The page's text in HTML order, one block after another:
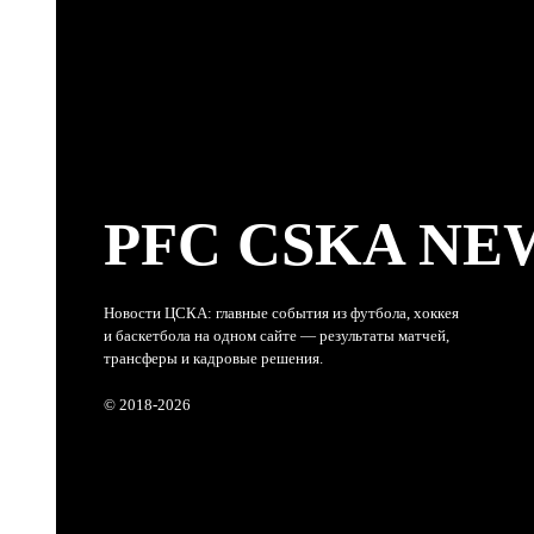
PFC CSKA
Новости ЦСКА: главные события из футбола, хоккея
и баскетбола на одном сайте — результаты матчей,
трансферы и кадровые решения.
© 2018-2026